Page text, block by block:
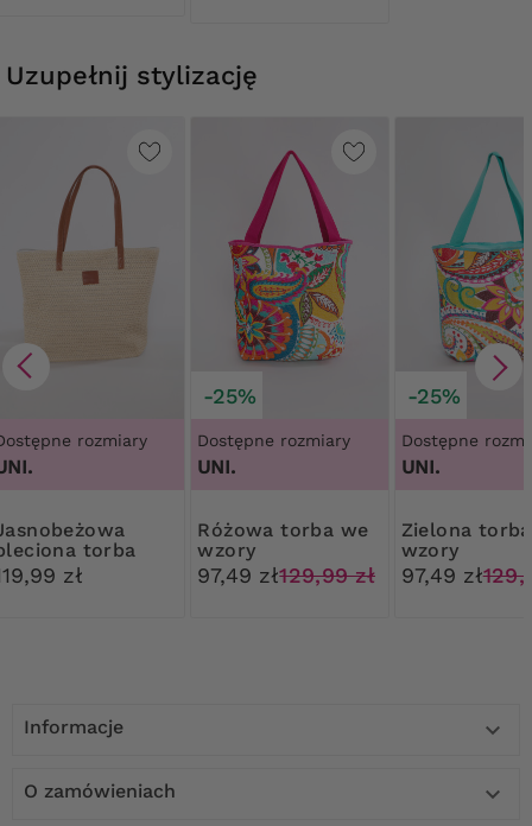
Uzupełnij stylizację
rozmiary
torba
zł
-25%
Dostępne rozmiary
UNI.
Różowa torba we
wzory
97,49 zł129,99 zł
-25%
Dostępne
UNI.
Zielona torba we
wzory
97,49 zł
Informacje 
O zamówieniach 